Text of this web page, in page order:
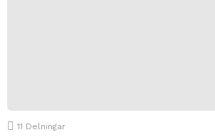
11 Delningar